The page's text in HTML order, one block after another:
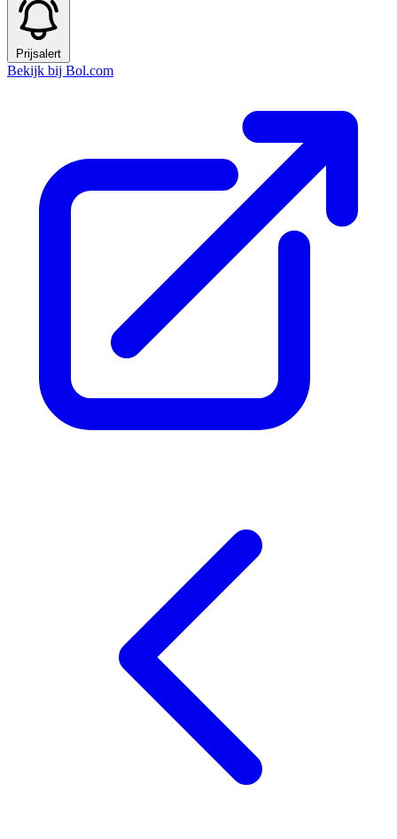
Prijsalert
Bekijk bij Bol.com